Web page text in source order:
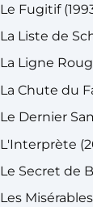
Le Fugitif
La Liste de
La Ligne
La Chute du
Le Dernier
L'Interprète
Le Secret de
Les